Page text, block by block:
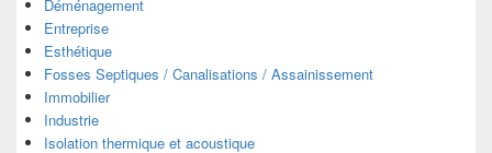
Déménagement
Entreprise
Esthétique
Fosses Septiques / Canalisations / Assainissement
Immobilier
Industrie
Isolation thermique et acoustique